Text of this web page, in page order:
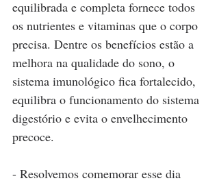
equilibrada e completa fornece todos
os nutrientes e vitaminas que o corpo
precisa. Dentre os benefícios estão a
melhora na qualidade do sono, o
sistema imunológico fica fortalecido,
equilibra o funcionamento do sistema
digestório e evita o envelhecimento
precoce.
- Resolvemos comemorar esse dia